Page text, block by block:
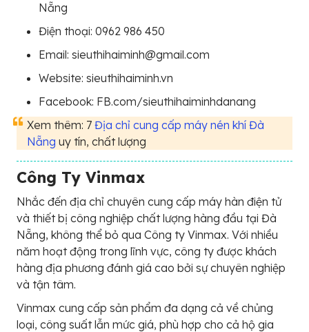
Nẵng
Điện thoại: 0962 986 450
Email: sieuthihaiminh@gmail.com
Website: sieuthihaiminh.vn
Facebook: FB.com/sieuthihaiminhdanang
Xem thêm: 7 Địa chỉ cung cấp máy nén khí Đà
Nẵng uy tín, chất lượng
Công Ty Vinmax
Nhắc đến địa chỉ chuyên cung cấp máy hàn điện tử
và thiết bị công nghiệp chất lượng hàng đầu tại Đà
Nẵng, không thể bỏ qua Công ty Vinmax. Với nhiều
năm hoạt động trong lĩnh vực, công ty được khách
hàng địa phương đánh giá cao bởi sự chuyên nghiệp
và tận tâm.
Vinmax cung cấp sản phẩm đa dạng cả về chủng
loại, công suất lẫn mức giá, phù hợp cho cả hộ gia